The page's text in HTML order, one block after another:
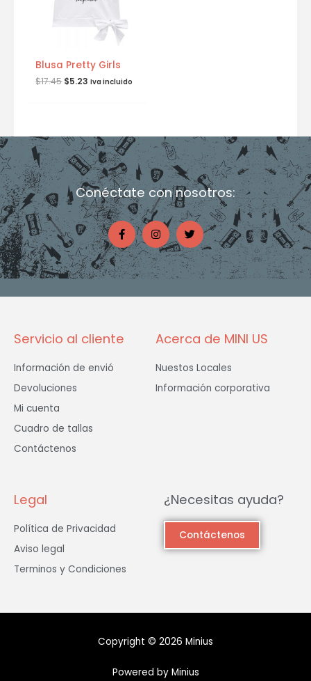
Blusa Pretty Girls
$17.45 $5.23 Iva incluido
Conéctate con nosotros:
F
a
c
e
b
o
o
I
n
s
t
a
g
r
T
w
i
t
t
e
Servicio al cliente
Información de envió
Devoluciones
Mi cuenta
Cuadro de tallas
Contáctenos
Acerca de MINI US
Nuestos Locales
Información corporativa
Legal
Política de Privacidad
Aviso legal
Terminos y Condiciones
¿Necesitas ayuda?
Contáctenos
Copyright © 2026 Minius
Powered by Minius